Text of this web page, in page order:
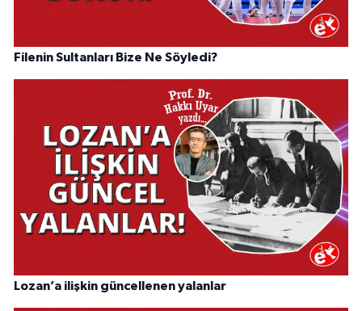
Filenin Sultanları Bize Ne Söyledi?
Lozan’a ilişkin güncellenen yalanlar